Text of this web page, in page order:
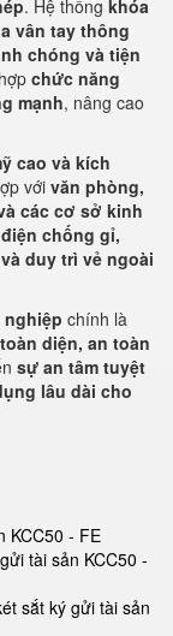
. Hệ thống khóa
vân tay thông
chóng và tiện
chức năng
mạnh, nâng cao
cao và kích
với văn phòng,
các cơ sở kinh
chống gỉ,
duy trì vẻ ngoài
chính là
diện, an toàn
sự an tâm tuyệt
lâu dài cho
KCC50 - FE
tài sản KCC50 -
sắt ký gửi tài sản